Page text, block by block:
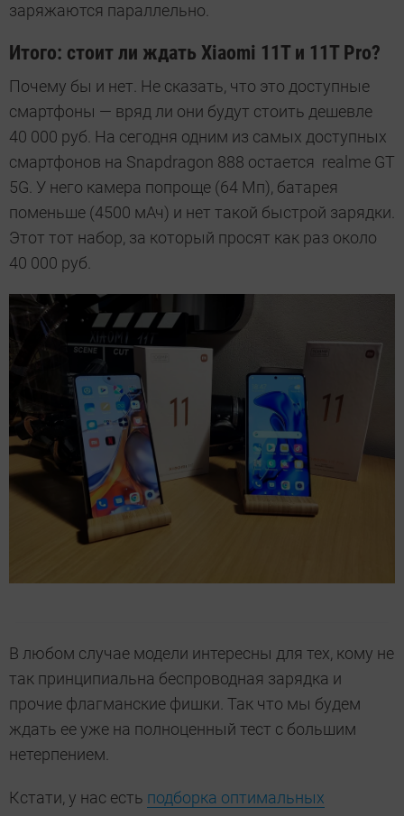
заряжаются параллельно.
Итого: стоит ли ждать Xiaomi 11T и 11Т Pro?
Почему бы и нет. Не сказать, что это доступные
смартфоны — вряд ли они будут стоить дешевле
40 000 руб. На сегодня одним из самых доступных
смартфонов на Snapdragon 888 остается realme GT
5G. У него камера попроще (64 Мп), батарея
поменьше (4500 мАч) и нет такой быстрой зарядки.
Этот тот набор, за который просят как раз около
40 000 руб.
В любом случае модели интересны для тех, кому не
так принципиальна беспроводная зарядка и
прочие флагманские фишки. Так что мы будем
ждать ее уже на полноценный тест с большим
нетерпением.
Кстати, у нас есть подборка оптимальных